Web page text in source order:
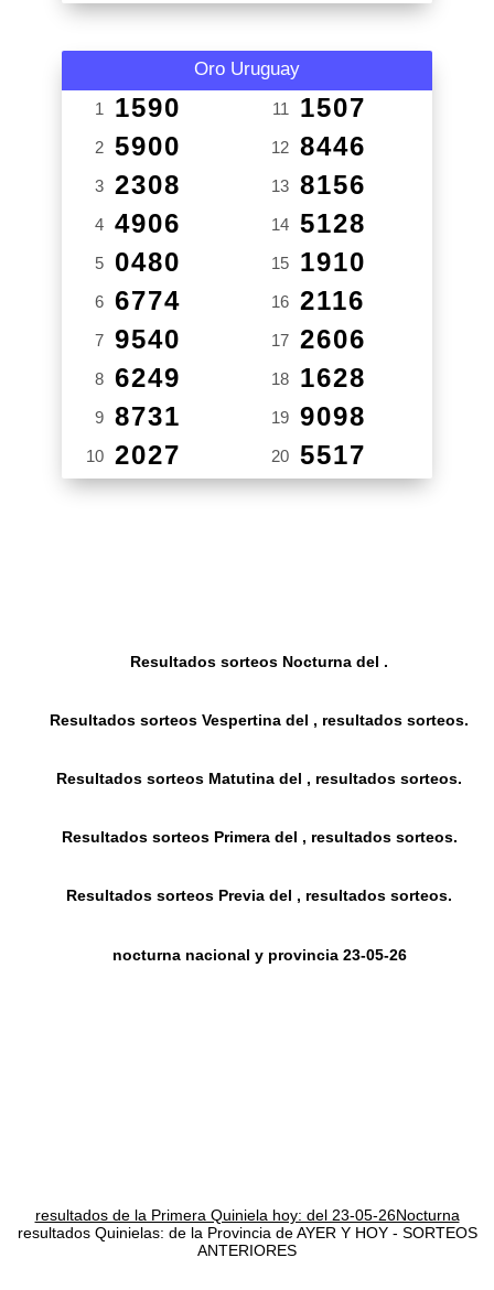
Oro Uruguay
1 1590
2 5900
3 2308
4 4906
5 0480
6 6774
7 9540
8 6249
9 8731
10 2027
11 1507
12 8446
13 8156
14 5128
15 1910
16 2116
17 2606
18 1628
19 9098
20 5517
Resultados sorteos Nocturna del .
Resultados sorteos Vespertina del , resultados sorteos.
Resultados sorteos Matutina del , resultados sorteos.
Resultados sorteos Primera del , resultados sorteos.
Resultados sorteos Previa del , resultados sorteos.
nocturna nacional y provincia 23-05-26
resultados de la Primera Quiniela hoy: del 23-05-26Nocturna
resultados Quinielas: de la Provincia de AYER Y HOY - SORTEOS
ANTERIORES